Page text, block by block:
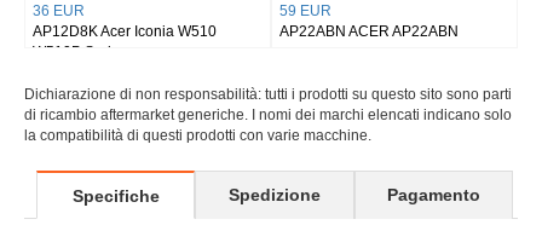
36 EUR
AP12D8K Acer Iconia W510
W510P Series
59 EUR
AP22ABN ACER AP22ABN
Dichiarazione di non responsabilità: tutti i prodotti su questo sito sono parti
di ricambio aftermarket generiche. I nomi dei marchi elencati indicano solo
la compatibilità di questi prodotti con varie macchine.
Specifiche Spedizione Pagamento